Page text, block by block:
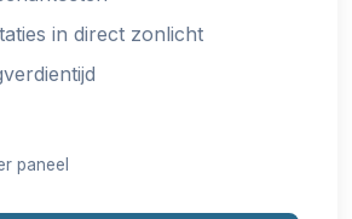
in direct zonlicht
paneel